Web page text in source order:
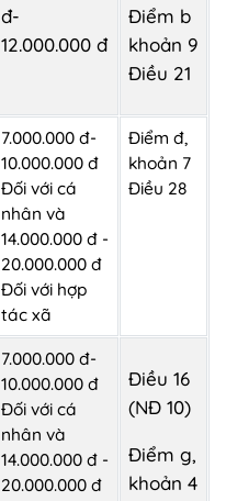
đ-
12.000.000 đ
Điểm b
khoản 9
Điều 21
7.000.000 đ-
10.000.000 đ
Đối với cá
nhân và
14.000.000 đ -
20.000.000 đ
Đối với hợp
tác xã
Điểm đ,
khoản 7
Điều 28
7.000.000 đ-
10.000.000 đ
Đối với cá
nhân và
14.000.000 đ -
20.000.000 đ
Điều 16
(NĐ 10)
Điểm g,
khoản 4